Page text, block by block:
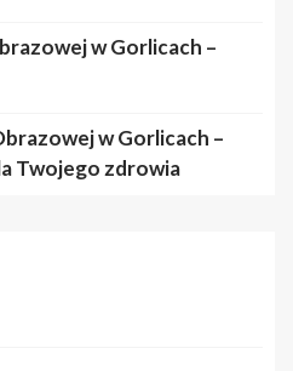
w Gorlicach –
w Gorlicach –
Twojego zdrowia